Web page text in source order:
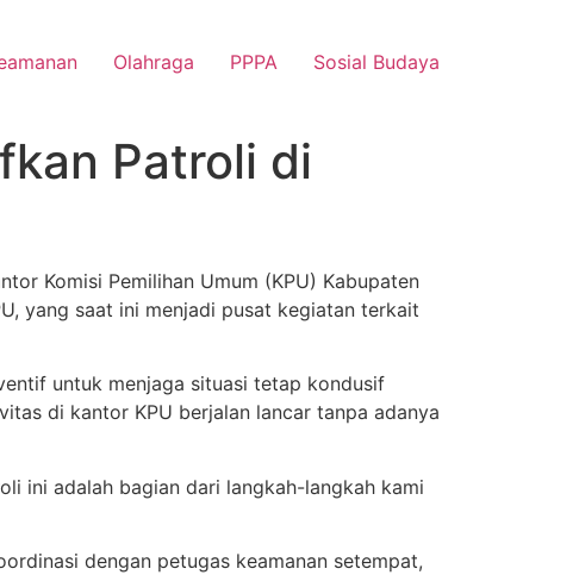
Olahraga PPPA Sosial Budaya
Patroli di
Komisi Pemilihan Umum (KPU) Kabupaten
yang saat ini menjadi pusat kegiatan terkait
untuk menjaga situasi tetap kondusif
di kantor KPU berjalan lancar tanpa adanya
ini adalah bagian dari langkah-langkah kami
dengan petugas keamanan setempat,